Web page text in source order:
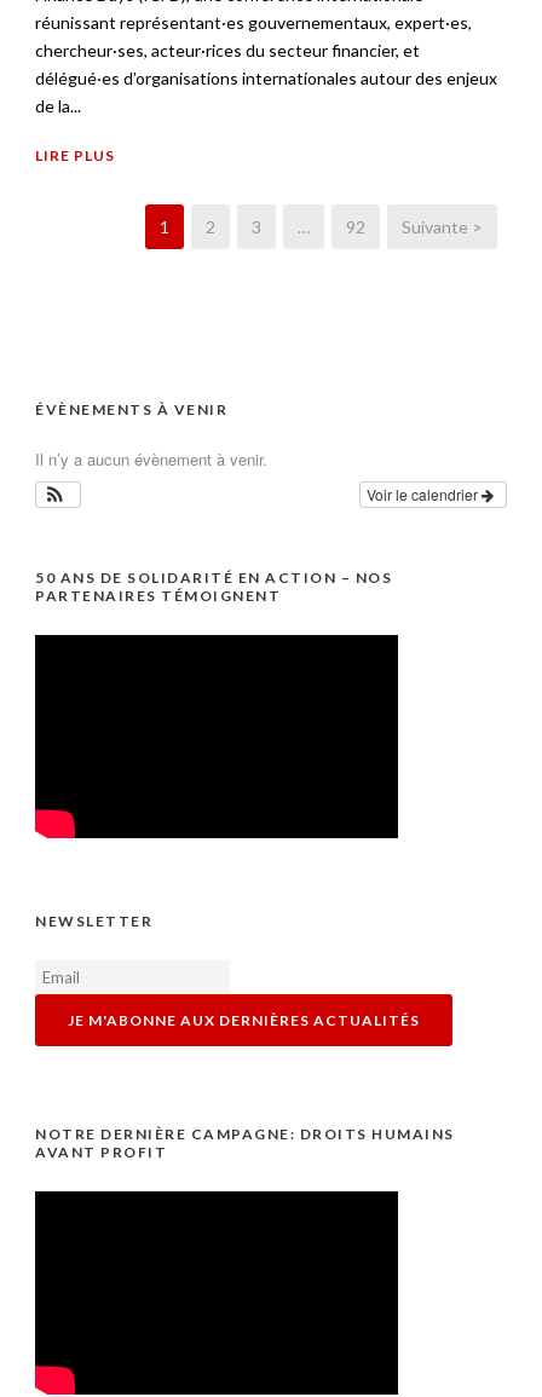
réunissant représentant·es gouvernementaux, expert·es,
chercheur·ses, acteur·rices du secteur financier, et
délégué·es d’organisations internationales autour des enjeux
de la...
LIRE PLUS
1 2 3 … 92 Suivante >
ÉVÈNEMENTS À VENIR
Il n’y a aucun évènement à venir.
Voir le calendrier
50 ANS DE SOLIDARITÉ EN ACTION – NOS
PARTENAIRES TÉMOIGNENT
NEWSLETTER
NOTRE DERNIÈRE CAMPAGNE: DROITS HUMAINS
AVANT PROFIT